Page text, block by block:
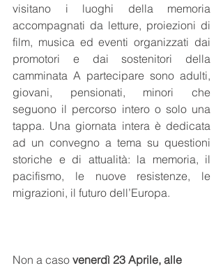
visitano i luoghi della memoria
accompagnati da letture, proiezioni di
film, musica ed eventi organizzati dai
promotori e dai sostenitori della
camminata A partecipare sono adulti,
giovani, pensionati, minori che
seguono il percorso intero o solo una
tappa. Una giornata intera è dedicata
ad un convegno a tema su questioni
storiche e di attualità: la memoria, il
pacifismo, le nuove resistenze, le
migrazioni, il futuro dell’Europa.
Non a caso venerdì 23 Aprile, alle